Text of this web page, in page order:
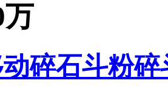
万
碎石斗粉